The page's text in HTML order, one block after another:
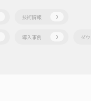
技術情報 0
導入事例 0 ダ